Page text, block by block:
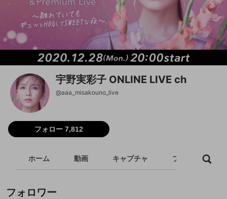
宇野実彩子 ONLINE LIVE ch
@aaa_misakouno_live
フォロー 7,812
ホーム 動画 キャプチャ プレイリスト
フォロワー